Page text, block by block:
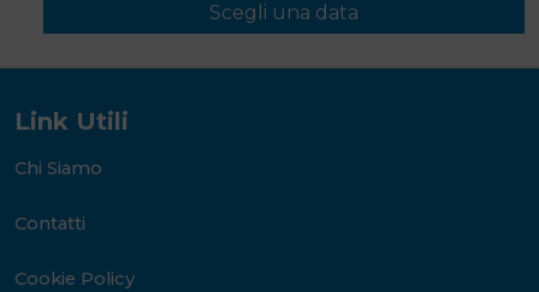
Scegli una data
Link Utili
Chi Siamo
Contatti
Cookie Policy